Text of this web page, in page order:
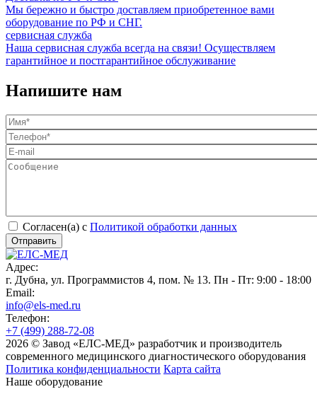
Мы бережно и быстро доставляем приобретенное вами
оборудование по РФ и СНГ.
сервисная служба
Наша сервисная служба всегда на связи! Осуществляем
гарантийное и постгарантийное обслуживание
Напишите нам
Согласен(а) с Политикой обработки данных
Адрес:
г. Дубна, ул. Программистов 4, пом. № 13. Пн - Пт: 9:00 - 18:00
Email:
info@els-med.ru
Телефон:
+7 (499) 288-72-08
2026 © Завод «ЕЛС-МЕД» разработчик и производитель
современного медицинского диагностического оборудования
Политика конфиденциальности Карта сайта
Наше оборудование